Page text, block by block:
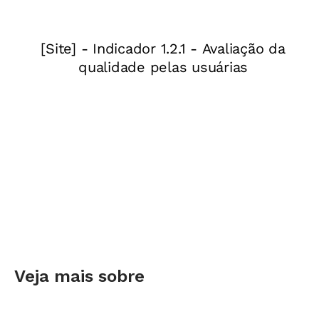
Veja mais sobre